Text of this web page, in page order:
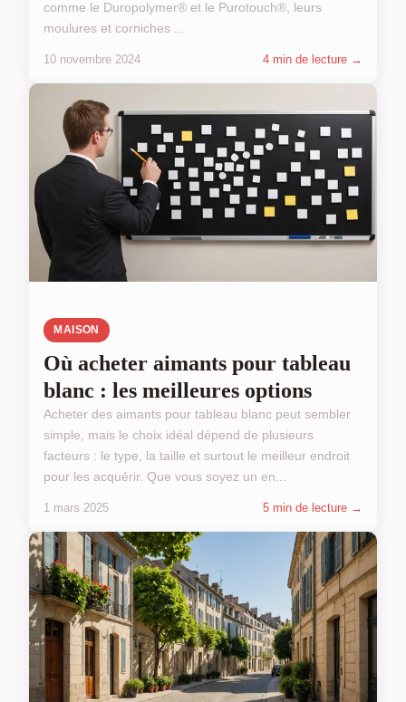
comme le Duropolymer® et le Purotouch®, leurs
moulures et corniches ...
10 novembre 2024 4 min de lecture →
MAISON
Où acheter aimants pour tableau
blanc : les meilleures options
Acheter des aimants pour tableau blanc peut sembler
simple, mais le choix idéal dépend de plusieurs
facteurs : le type, la taille et surtout le meilleur endroit
pour les acquérir. Que vous soyez un en...
1 mars 2025 5 min de lecture →